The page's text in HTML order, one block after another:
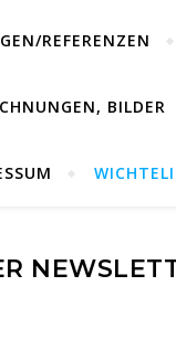
REFERENZEN
BILDER